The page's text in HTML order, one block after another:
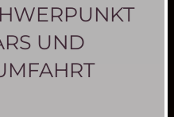
UND